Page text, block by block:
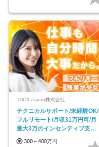
TDCX Japan株式会社
テクニカルサポート/未経験OK/
フルリモート/月収31万円可/月
最大3万のインセンティブ支給/
平均年齢33歳
300～400万円